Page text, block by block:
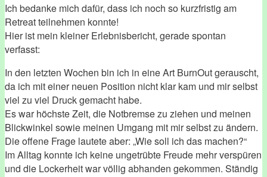
Ich bedanke mich dafür, dass ich noch so kurzfristig am
Retreat teilnehmen konnte!
Hier ist mein kleiner Erlebnisbericht, gerade spontan
verfasst:
In den letzten Wochen bin ich in eine Art BurnOut gerauscht,
da ich mit einer neuen Position nicht klar kam und mir selbst
viel zu viel Druck gemacht habe.
Es war höchste Zeit, die Notbremse zu ziehen und meinen
Blickwinkel sowie meinen Umgang mit mir selbst zu ändern.
Die offene Frage lautete aber: „Wie soll ich das machen?“
Im Alltag konnte ich keine ungetrübte Freude mehr verspüren
und die Lockerheit war völlig abhanden gekommen. Ständig